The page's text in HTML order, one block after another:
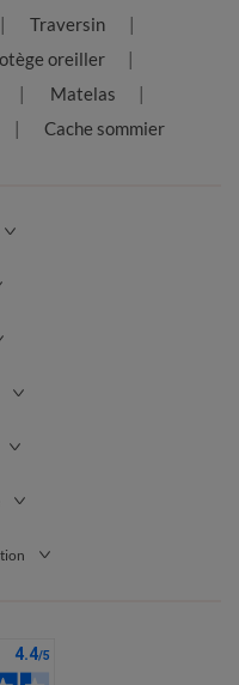
Traversin
oreiller
Matelas
Cache sommier